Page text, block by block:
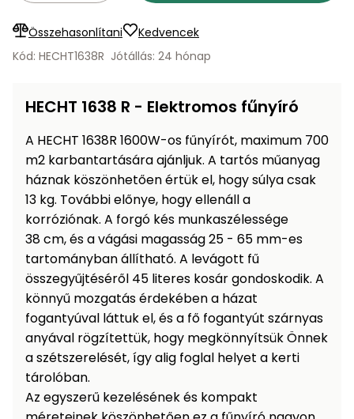
kézi szóró
Magasnyomású
mosó
Seprőgép
Hómaró
Hólapát
és
kiegészítő
Növényápolási
kellékek
gépek
Ventillátorok,
Összehasonlítani
Kedvencek
Kód: HECHT1638R Jótállás: 24 hónap
HECHT 1638 R - Elektromos fűnyíró
A HECHT 1638R 1600W-os fűnyírót, maximum 700
m2 karbantartására ajánljuk. A tartós műanyag
háznak köszönhetően értük el, hogy súlya csak
13 kg. További előnye, hogy ellenáll a
korróziónak. A forgó kés munkaszélessége
38 cm, és a vágási magasság 25 - 65 mm-es
tartományban állítható. A levágott fű
összegyűjtéséről 45 literes kosár gondoskodik. A
könnyű mozgatás érdekében a házat
fogantyúval láttuk el, és a fő fogantyút szárnyas
anyával rögzítettük, hogy megkönnyítsük Önnek
a szétszerelését, így alig foglal helyet a kerti
tárolóban.
Az egyszerű kezelésének és kompakt